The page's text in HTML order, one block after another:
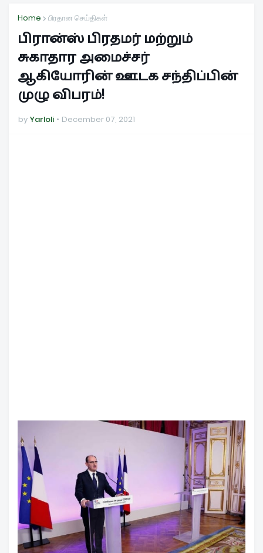
Home பிரதான செய்திகள்
பிரான்ஸ் பிரதமர் மற்றும்
சுகாதார அமைச்சர்
ஆகியோரின் ஊடக சந்திப்பின்
முழு விபரம்!
by Yarloli December 07, 2021